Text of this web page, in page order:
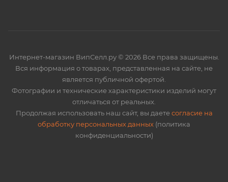
Интернет-магазин ВипСелл.ру © 2026 Все права защищены.
Вся информация о товарах, представленная на сайте, не
является публичной офертой.
Фотографии и технические характеристики изделий могут
отличаться от реальных.
Продолжая использовать наш сайт, вы даетесогласие на
обработку персональных данных (политика
конфиденциальности)